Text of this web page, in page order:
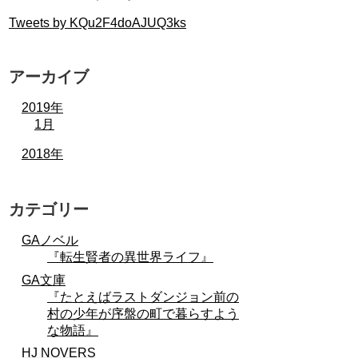
Tweets by KQu2F4doAJUQ3ks
アーカイブ
2019年
1月
2018年
カテゴリー
GAノベル
『転生賢者の異世界ライフ』
GA文庫
『たとえばラストダンジョン前の
村の少年が序盤の町で暮らすよう
な物語』
HJ NOVERS